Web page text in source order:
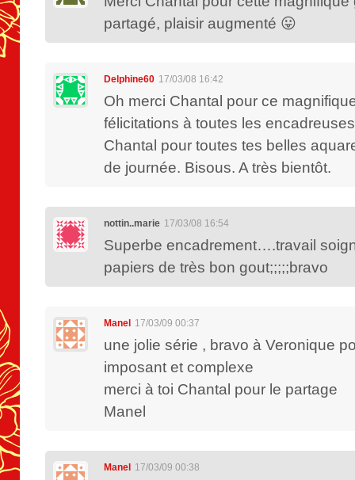
partagé, plaisir augmenté 😛
Delphine60 17/03/08 16:42
Oh merci Chantal pour ce
félicitations à toutes les
Chantal pour toutes tes belles
de journée. Bisous. A très bientôt.
nottin..marie 17/03/08 16:54
Superbe encadrement….travail
papiers de très bon gout;;;;;bravo
Manel 17/03/09 00:37
une jolie série , bravo à Veronique
imposant et complexe
merci à toi Chantal pour le partage
Manel
Manel 17/03/09 00:38